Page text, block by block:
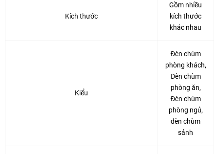
Kích thước
Gồm nhiều
kích thước
khác nhau
Kiểu
Đèn chùm
phòng khách,
Đèn chùm
phòng ăn,
Đèn chùm
phòng ngủ,
đèn chùm
sảnh